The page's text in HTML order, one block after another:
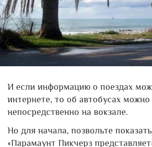
И если информацию о поездах
интернете, то об автобусах можно
непосредственно на вокзале.
Но для начала, позвольте
«Парамаунт Пикчерз